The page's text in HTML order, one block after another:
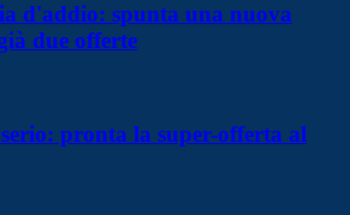
d'addio: spunta una nuova
due offerte
pronta la super-offerta al